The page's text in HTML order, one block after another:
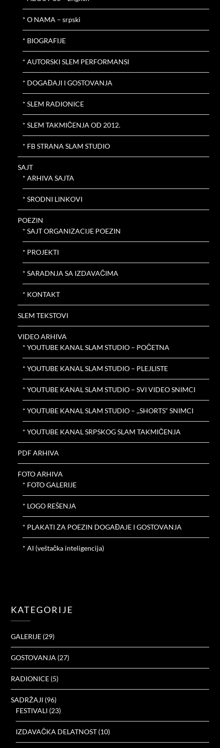
* O NAMA – srpski
* BIOGRAFIJE
* AUTORSKI SLEM PERFORMANSI
* DOGAĐAJI I GOSTOVANJA
* SLEM RADIONICE
* SLEM TAKMIČENJA OD 2012.
* FB STRANA SLAM STUDIO
SAJT
* ARHIVA SAJTA
* SRODNI LINKOVI
POEZIN
* SAJT ORGANIZACIJE POEZIN
* PROJEKTI
* SARADNJA SA IZDAVAČIMA
* KONTAKT
SLEM TEKSTOVI
VIDEO ARHIVA
* YOUTUBE KANAL SLAM STUDIO – POČETNA
* YOUTUBE KANAL SLAM STUDIO – PLEJLISTE
* YOUTUBE KANAL SLAM STUDIO – SVI VIDEO SNIMCI
* YOUTUBE KANAL SLAM STUDIO – ,,SHORTS“ SNIMCI
* YOUTUBE KANAL SRPSKOG SLAM TAKMIČENJA
PDF ARHIVA
FOTO ARHIVA
* FOTO GALERIJE
* LOGO REŠENJA
* PLAKATI ZA POEZIN DOGAĐAJE I GOSTOVANJA
* AI (veštačka inteligencija)
KATEGORIJE
GALERIJE (29)
GOSTOVANJA (27)
RADIONICE (5)
SADRŽAJI (96)
FESTIVALI (23)
IZDAVAČKA DELATNOST (10)